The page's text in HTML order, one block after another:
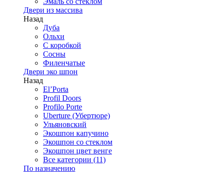
Двери из массива
Назад
Дуба
Ольхи
С коробкой
Сосны
Филенчатые
Двери эко шпон
Назад
El’Porta
Profil Doors
Profilo Porte
Uberture (Убертюре)
Ульяновский
Экошпон капучино
Экошпон со стеклом
Экошпон цвет венге
Все категории (11)
По назначению